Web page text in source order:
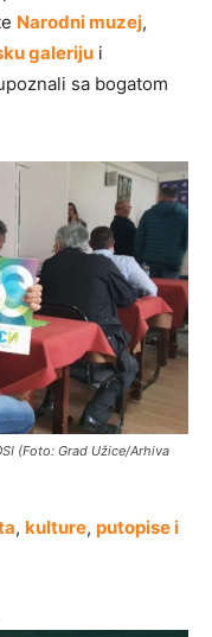
Narodni muzej,
galeriju i
sa bogatom
(Foto: Grad Užice/Arhiva
, kulture, putopise i